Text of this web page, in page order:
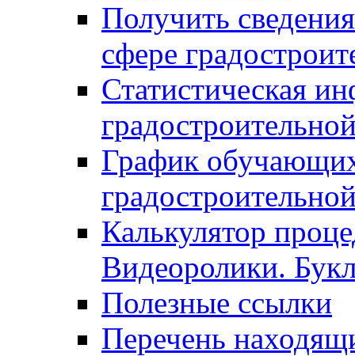
Получить
сфере
Статистическая
График
Калькулятор
Видеоролики.
Полезные ссылки
Перечень